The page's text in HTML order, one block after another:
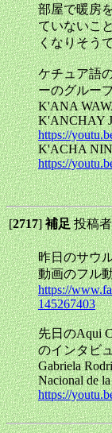
部屋で暖房
ていないこ
くなりそう
ケチュア語
ーのグルー
K'ANA
K'ANCHAY
https://
K'ACHA
https://
[2717]補足投稿
昨日のサウ
動画のフル
https://
145267403
先日のAqui
のインタビ
Gabriela
Nacional de
https://